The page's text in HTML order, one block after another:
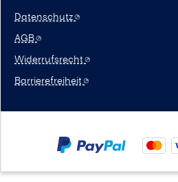
Datenschutz
AGB
Widerrufsrecht
Barrierefreiheit